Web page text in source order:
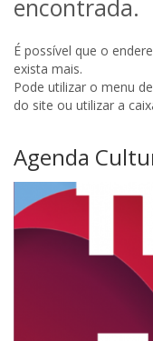
encontrada.
É possível que o
exista mais.
Pode utilizar o menu
do site ou utilizar a
Agenda